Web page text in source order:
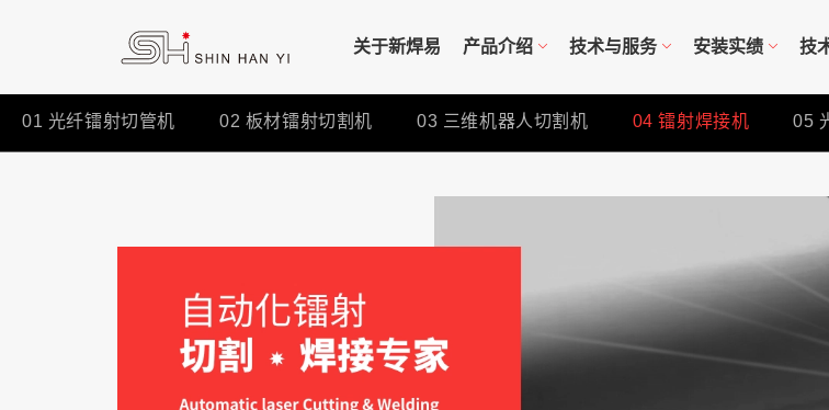
关于新焊易 产品介绍 技术与服务 安装实绩 技
01 光纤镭射切管机 02 板材镭射切割机 03 三维机器人切割机 04 镭射焊接机 05